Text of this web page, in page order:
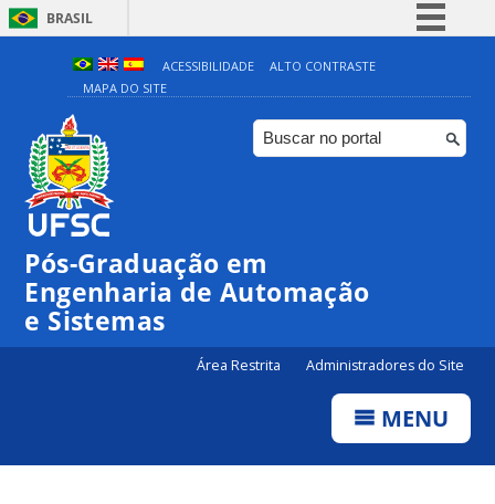
BRASIL
Simplifique!
Comunica BR
Participe
ACESSIBILIDADE
ALTO CONTRASTE
MAPA DO SITE
Pós-Graduação em
Engenharia de Automação
e Sistemas
Área Restrita Administradores do Site
MENU